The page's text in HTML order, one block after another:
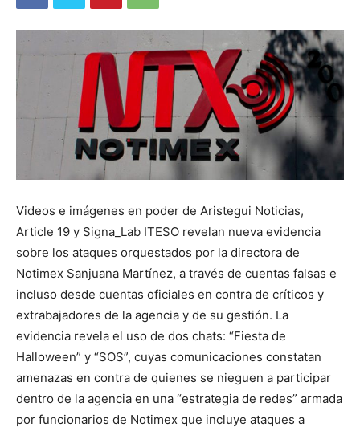
Videos e imágenes en poder de Aristegui Noticias,
Article 19 y Signa_Lab ITESO revelan nueva evidencia
sobre los ataques orquestados por la directora de
Notimex Sanjuana Martínez, a través de cuentas falsas e
incluso desde cuentas oficiales en contra de críticos y
extrabajadores de la agencia y de su gestión. La
evidencia revela el uso de dos chats: “Fiesta de
Halloween” y “SOS”, cuyas comunicaciones constatan
amenazas en contra de quienes se nieguen a participar
dentro de la agencia en una “estrategia de redes” armada
por funcionarios de Notimex que incluye ataques a